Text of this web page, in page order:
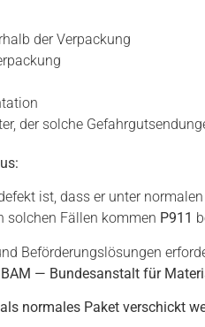
der Verpackung
der solche
ist, dass er unter
solchen Fällen kommen P911
Beförderungslösungen
— Bundesanstalt für
normales Paket verschickt